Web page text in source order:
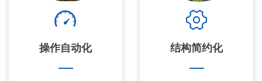
操作自动化 结构简约化